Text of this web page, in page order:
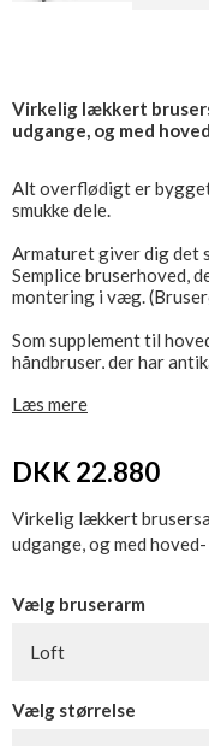
Virkelig lækkert
udgange, og med
Alt overflødigt er bygget
smukke dele.
Armaturet giver dig det
Semplice bruserhoved,
montering i væg.
Som supplement til
håndbruser, der har
Sættet består af
armatur og bruseudtag.
Dvs der medleveres
eller koblingsdåser til
Vi anbefaler at man
Købes separat.(3/4").
Læs mere
DKK 22.880
Virkelig lækkert
udgange, og med
Vælg bruserarm
Loft
Vælg størrelse